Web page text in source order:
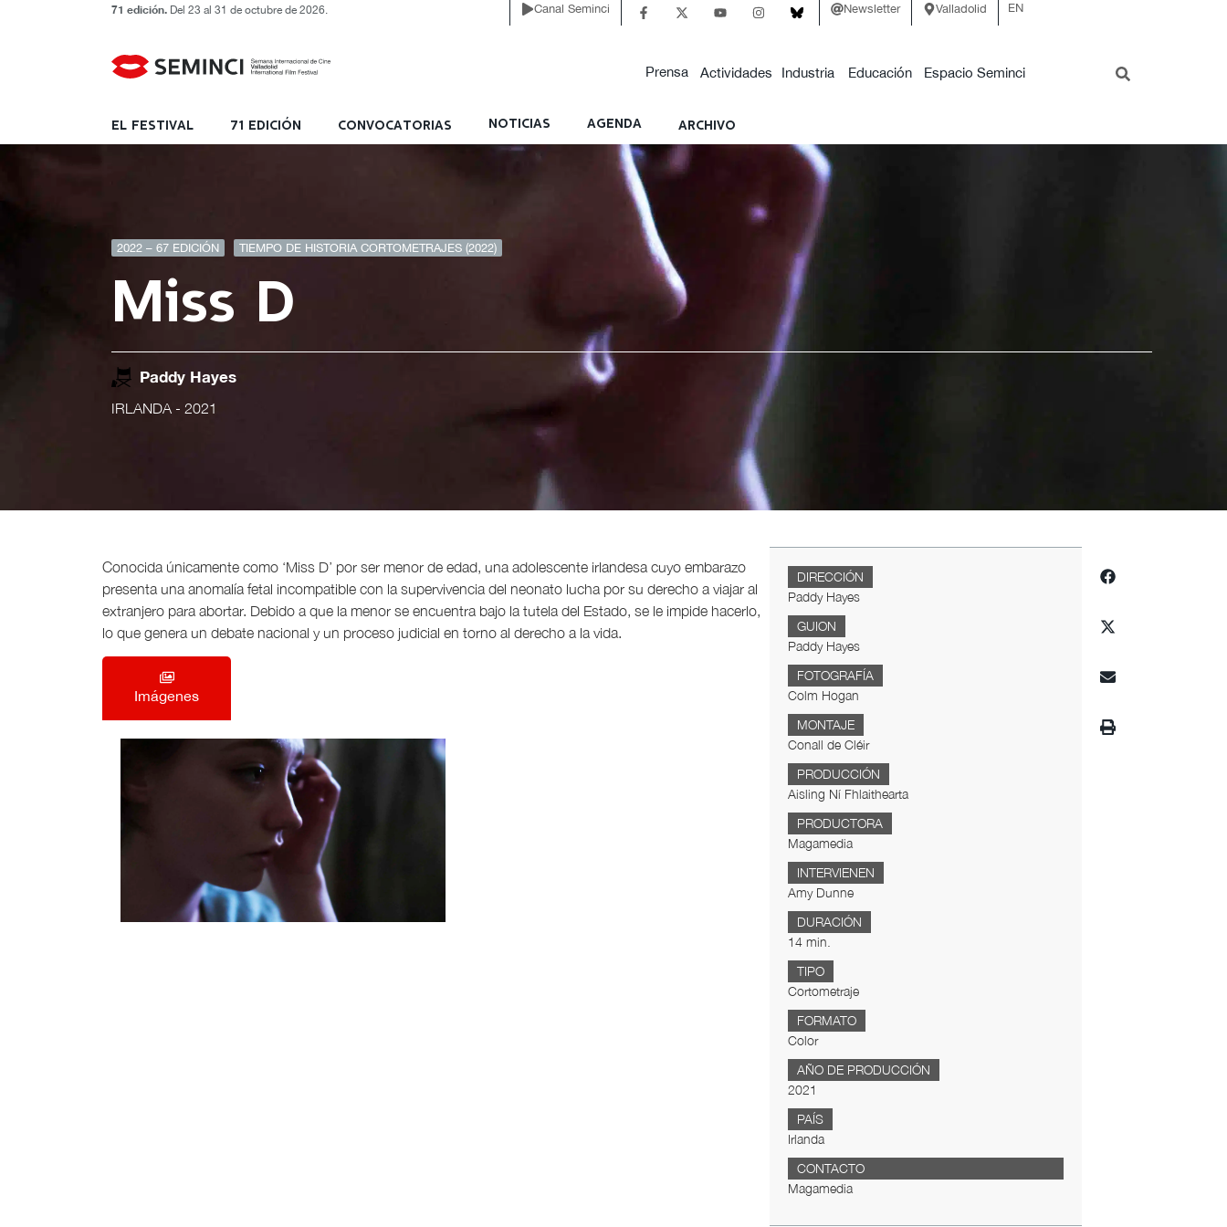
71 edición. Del 23 al 31 de octubre de 2026. Canal Seminci Newsletter Valladolid EN
Prensa Actividades Industria Educación Espacio Seminci
EL FESTIVAL 71 EDICIÓN CONVOCATORIAS NOTICIAS AGENDA ARCHIVO
2022 – 67 EDICIÓN TIEMPO DE HISTORIA CORTOMETRAJES (2022)
Miss D
Paddy Hayes
IRLANDA - 2021
Conocida únicamente como ‘Miss D’ por ser menor de edad, una adolescente irlandesa cuyo embarazo
presenta una anomalía fetal incompatible con la supervivencia del neonato lucha por su derecho a viajar al
extranjero para abortar. Debido a que la menor se encuentra bajo la tutela del Estado, se le impide hacerlo,
lo que genera un debate nacional y un proceso judicial en torno al derecho a la vida.
Imágenes
DIRECCIÓN
Paddy Hayes
GUION
Paddy Hayes
FOTOGRAFÍA
Colm Hogan
MONTAJE
Conall de Cléir
PRODUCCIÓN
Aisling Ní Fhlaithearta
PRODUCTORA
Magamedia
INTERVIENEN
Amy Dunne
DURACIÓN
14 min.
TIPO
Cortometraje
FORMATO
Color
AÑO DE PRODUCCIÓN
2021
PAÍS
Irlanda
CONTACTO
Magamedia